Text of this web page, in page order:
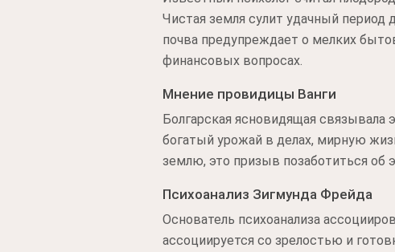
Чистая земля сулит удачный период
почва предупреждает о мелких
финансовых вопросах.
Мнение провидицы Ванги
Болгарская ясновидящая
богатый урожай в делах, мирную
землю, это призыв позаботиться об
Психоанализ Зигмунда Фрейда
Основатель психоанализа
ассоциируется со зрелостью и